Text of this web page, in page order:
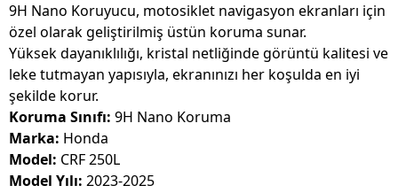
9H Nano Koruyucu, motosiklet navigasyon ekranları için
özel olarak geliştirilmiş üstün koruma sunar.
Yüksek dayanıklılığı, kristal netliğinde görüntü kalitesi ve
leke tutmayan yapısıyla, ekranınızı her koşulda en iyi
şekilde korur.
Koruma Sınıfı: 9H Nano Koruma
Marka: Honda
Model: CRF 250L
Model Yılı: 2023-2025